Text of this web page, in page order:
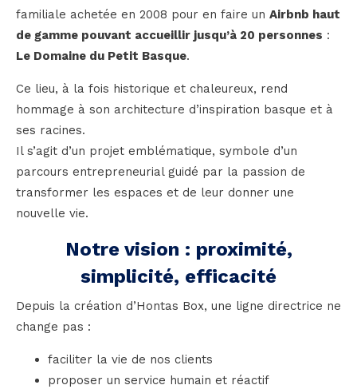
familiale achetée en 2008 pour en faire un Airbnb haut
de gamme pouvant accueillir jusqu’à 20 personnes :
Le Domaine du Petit Basque.
Ce lieu, à la fois historique et chaleureux, rend
hommage à son architecture d’inspiration basque et à
ses racines.
Il s’agit d’un projet emblématique, symbole d’un
parcours entrepreneurial guidé par la passion de
transformer les espaces et de leur donner une
nouvelle vie.
Notre vision : proximité,
simplicité, efficacité
Depuis la création d’Hontas Box, une ligne directrice ne
change pas :
faciliter la vie de nos clients
proposer un service humain et réactif